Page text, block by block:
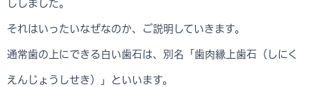
ししました。
それはいったいなぜなのか、ご説明していきます。
通常歯の上にできる白い歯石は、別名「歯肉縁上歯石（しにく
えんじょうしせき）」といいます。